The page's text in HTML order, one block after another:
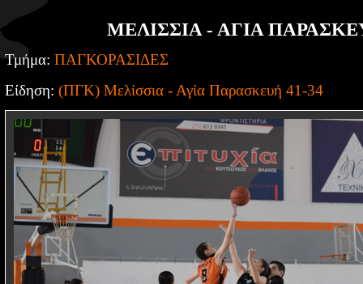
ΜΕΛΙΣΣΙΑ - ΑΓΙΑ
Τμήμα: ΠΑΓΚΟΡΑΣΙΔΕΣ
Είδηση: (ΠΓΚ) Μελίσσια - Αγία Παρασκευή 41-34